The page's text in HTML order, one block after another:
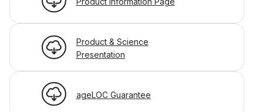
Product & Science
Presentation
ageLOC Guarantee